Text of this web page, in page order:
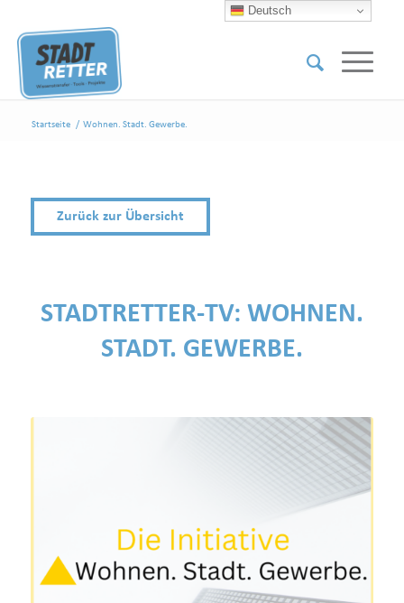
Startseite / Wohnen. Stadt. Gewerbe.
Zurück zur Übersicht
STADTRETTER-TV: WOHNEN.
STADT. GEWERBE.
Deutsch